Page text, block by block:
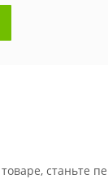
станьте